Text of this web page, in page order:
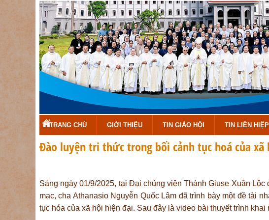
TRANG CHỦ GIỚI THIỆU TIN GIÁO HỘI TIN LIÊN
Đào luyện tri thức trong bối cảnh tục hoá của xã
Sáng ngày 01/9/2025, tại Đại chủng viện Thánh Giuse Xuân
mạc, cha Athanasio Nguyễn Quốc Lâm đã trình bày một đề tài
tục hóa của xã hội hiện đại. Sau đây là video bài thuyết trình khai